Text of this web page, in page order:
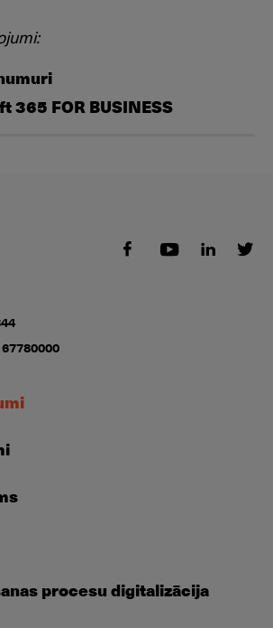
365 FOR BUSINESS
procesu digitalizācija